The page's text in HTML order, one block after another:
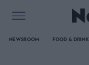
NEWSROOM FOOD & DRINK